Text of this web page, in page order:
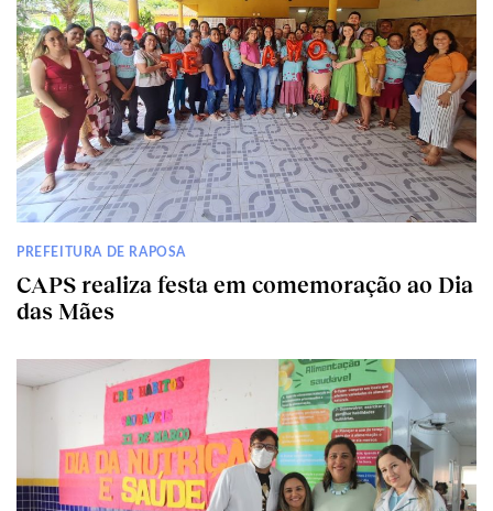
PREFEITURA DE RAPOSA
CAPS realiza festa em comemoração ao Dia
das Mães